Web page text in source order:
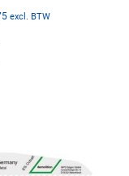
excl. BTW